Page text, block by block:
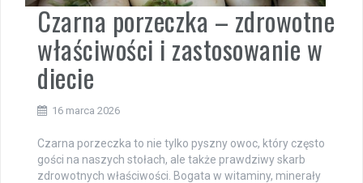
Czarna porzeczka – zdrowotne
właściwości i zastosowanie w
diecie
16 marca 2026
Czarna porzeczka to nie tylko pyszny owoc, który często
gości na naszych stołach, ale także prawdziwy skarb
zdrowotnych właściwości. Bogata w witaminy, minerały